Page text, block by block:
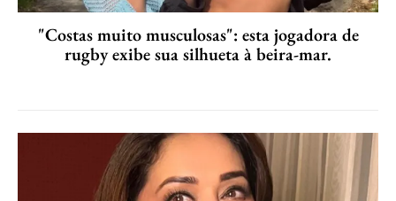
"Costas muito musculosas": esta jogadora de
rugby exibe sua silhueta à beira-mar.